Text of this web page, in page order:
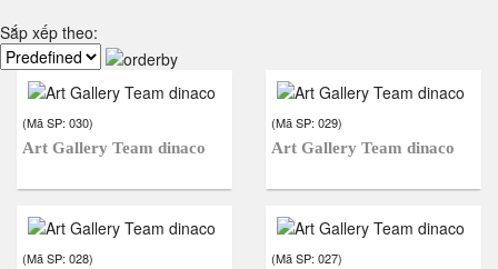
Sắp xếp theo:
(Mã SP: 030)
Art Gallery Team dinaco
(Mã SP: 029)
Art Gallery Team dinaco
(Mã SP: 028)
(Mã SP: 027)